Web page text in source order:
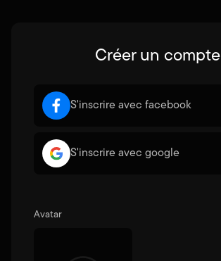
Créer un compte
S'inscrire avec facebook
S'inscrire avec google
Avatar